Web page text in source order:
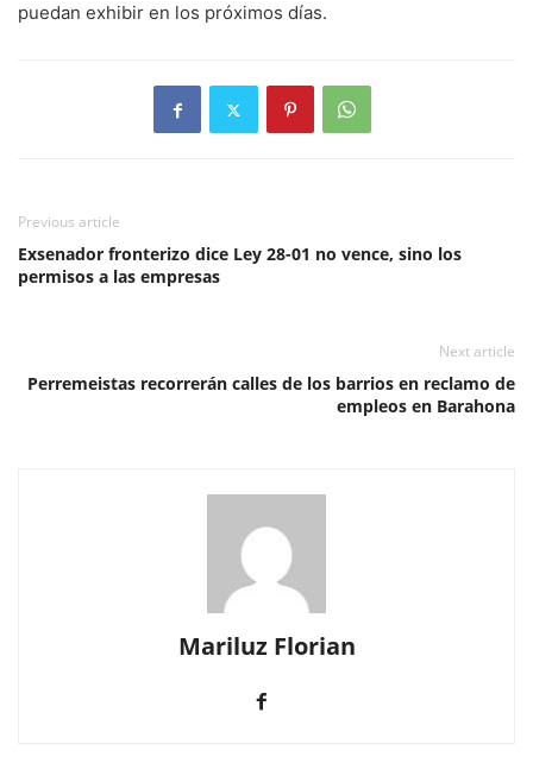
puedan exhibir en los próximos días.
Previous article
Exsenador fronterizo dice Ley 28-01 no vence, sino los
permisos a las empresas
Next article
Perremeistas recorrerán calles de los barrios en reclamo de
empleos en Barahona
Mariluz Florian